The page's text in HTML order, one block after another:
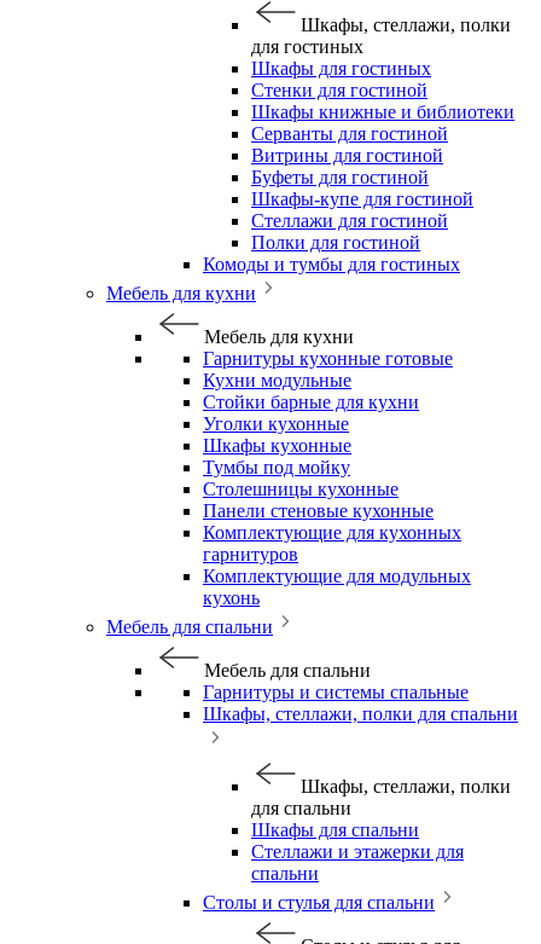
Шкафы, стеллажи, полки
для гостиных
Шкафы для гостиных
Стенки для гостиной
Шкафы книжные и библиотеки
Серванты для гостиной
Витрины для гостиной
Буфеты для гостиной
Шкафы-купе для гостиной
Стеллажи для гостиной
Полки для гостиной
Комоды и тумбы для гостиных
Мебель для кухни
Мебель для кухни
Гарнитуры кухонные готовые
Кухни модульные
Стойки барные для кухни
Уголки кухонные
Шкафы кухонные
Тумбы под мойку
Столешницы кухонные
Панели стеновые кухонные
Комплектующие для кухонных
гарнитуров
Комплектующие для модульных
кухонь
Мебель для спальни
Мебель для спальни
Гарнитуры и системы спальные
Шкафы, стеллажи, полки для спальни
Шкафы, стеллажи, полки
для спальни
Шкафы для спальни
Стеллажи и этажерки для
спальни
Столы и стулья для спальни